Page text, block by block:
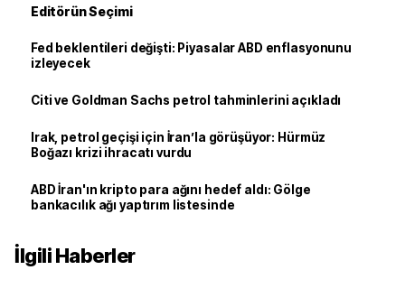
Editörün Seçimi
Fed beklentileri değişti: Piyasalar ABD enflasyonunu
izleyecek
Citi ve Goldman Sachs petrol tahminlerini açıkladı
Irak, petrol geçişi için İran’la görüşüyor: Hürmüz
Boğazı krizi ihracatı vurdu
ABD İran'ın kripto para ağını hedef aldı: Gölge
bankacılık ağı yaptırım listesinde
İlgili Haberler